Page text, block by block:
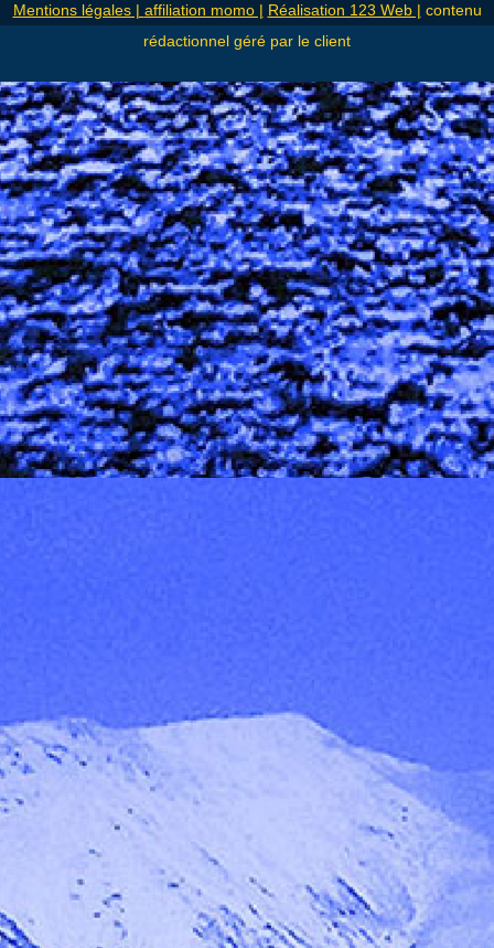
Mentions légales | affiliation momo | Réalisation 123 Web | contenu
rédactionnel géré par le client